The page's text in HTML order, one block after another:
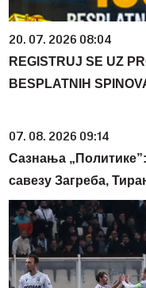
20. 07. 2026 08:04
REGISTRUJ SE UZ
BESPLATNIH
07. 08. 2026 09:14
Сазнања
савезу Загреба,